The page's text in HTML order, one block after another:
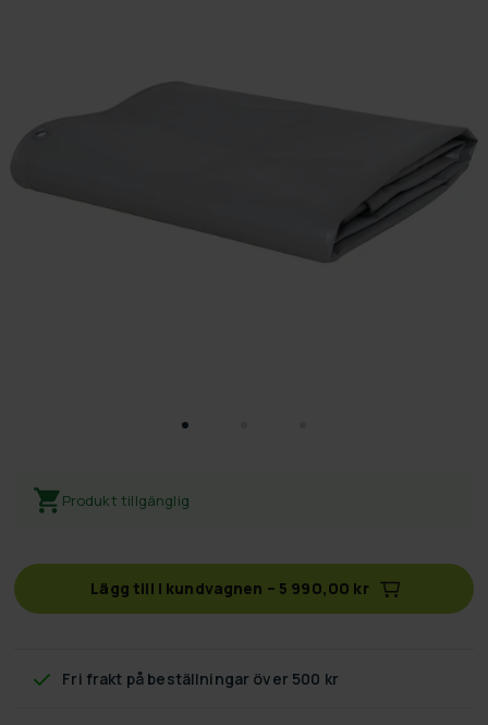
Produkt tillgänglig
Lägg till i kundvagnen – 5 990,00 kr
Fri frakt på beställningar över 500 kr